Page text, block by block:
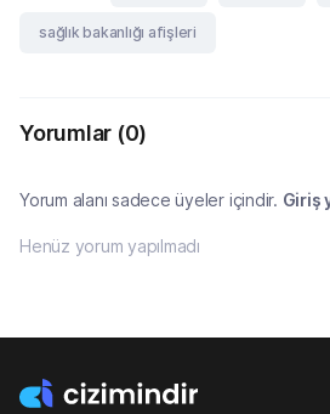
sağlık bakanlığı afişleri
Yorumlar (0)
Yorum alanı sadece üyeler içindir. Giriş
Henüz yorum yapılmadı